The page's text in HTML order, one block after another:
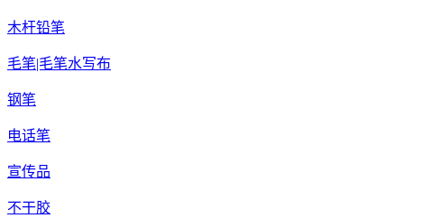
木杆铅笔
毛笔|毛笔水写布
钢笔
电话笔
宣传品
不干胶